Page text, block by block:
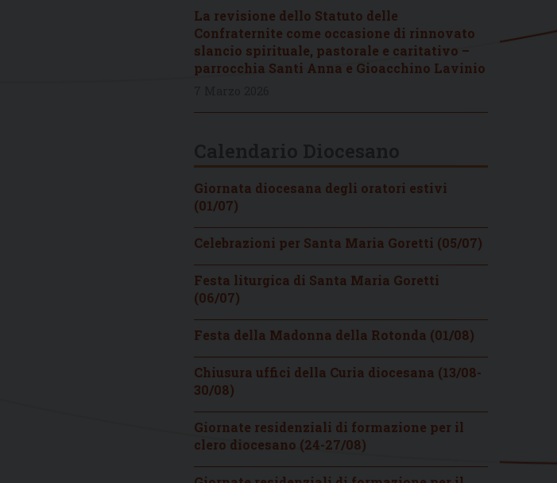
La revisione dello Statuto delle
Confraternite come occasione di rinnovato
slancio spirituale, pastorale e caritativo –
parrocchia Santi Anna e Gioacchino Lavinio
Giornata diocesana degli oratori estivi
(01/07)
Celebrazioni per Santa Maria Goretti (05/07)
Festa liturgica di Santa Maria Goretti
(06/07)
Festa della Madonna della Rotonda (01/08)
Chiusura uffici della Curia diocesana (13/08-
30/08)
Giornate residenziali di formazione per il
clero diocesano (24-27/08)